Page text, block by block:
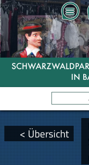
< Übersicht